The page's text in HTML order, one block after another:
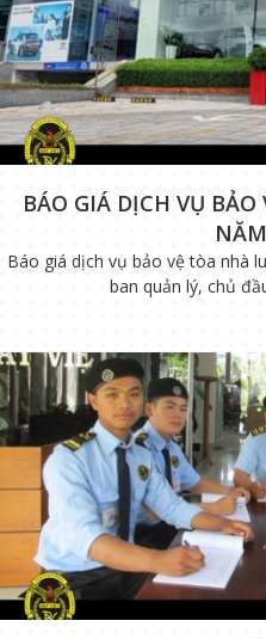
BÁO GIÁ DỊCH VỤ
Báo giá dịch vụ bảo vệ tòa nhà
ban quản lý, chủ